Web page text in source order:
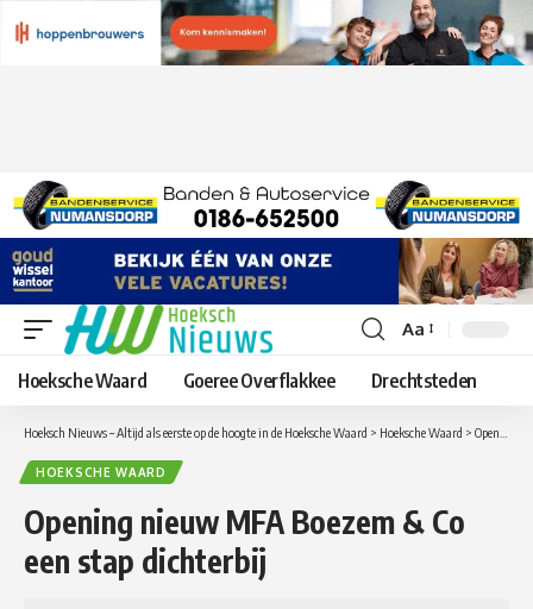
Lettergrootte
aanpassen
Aa
Hoeksche Waard Goeree Overflakkee Drechtsteden
Hoeksch Nieuws – Altijd als eerste op de hoogte in de Hoeksche Waard > Hoeksche Waard > Opening nieuw MFA Boezem & Co een stap dichterbij
HOEKSCHE WAARD
Opening nieuw MFA Boezem & Co
een stap dichterbij